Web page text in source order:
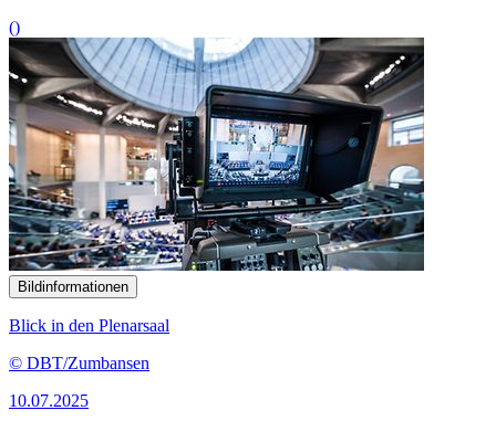
()
Bildinformationen
Blick in den Plenarsaal
© DBT/Zumbansen
10.07.2025